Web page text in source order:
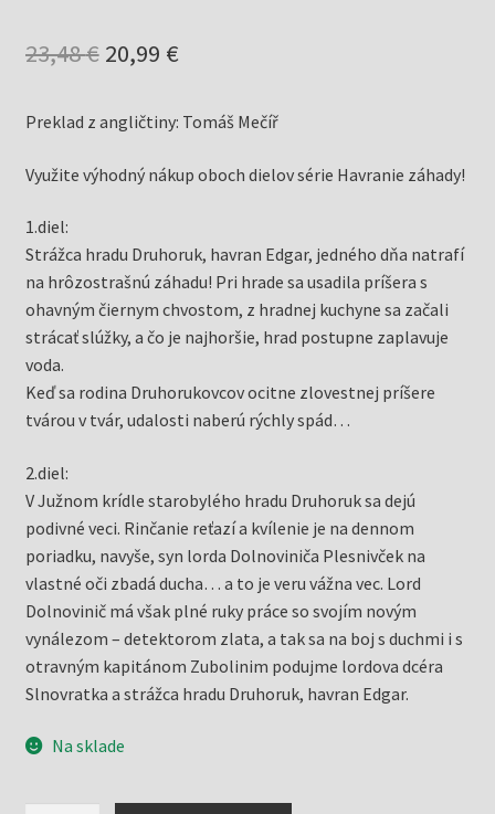
23,48€ Pôvodná
bola:
23,48 €.
20,99 €Aktuálna
je:
20,99 €.
Preklad z angličtiny: Tomáš Mečíř
Využite výhodný nákup oboch dielov série Havranie záhady!
1.diel:
Strážca hradu Druhoruk, havran Edgar, jedného dňa natrafí
na hrôzostrašnú záhadu! Pri hrade sa usadila príšera s
ohavným čiernym chvostom, z hradnej kuchyne sa začali
strácať slúžky, a čo je najhoršie, hrad postupne zaplavuje
voda.
Keď sa rodina Druhorukovcov ocitne zlovestnej príšere
tvárou v tvár, udalosti naberú rýchly spád…
2.diel:
V Južnom krídle starobylého hradu Druhoruk sa dejú
podivné veci. Rinčanie reťazí a kvílenie je na dennom
poriadku, navyše, syn lorda Dolnoviniča Plesnivček na
vlastné oči zbadá ducha… a to je veru vážna vec. Lord
Dolnovinič má však plné ruky práce so svojím novým
vynálezom – detektorom zlata, a tak sa na boj s duchmi i s
otravným kapitánom Zubolinim podujme lordova dcéra
Slnovratka a strážca hradu Druhoruk, havran Edgar.
Na sklade